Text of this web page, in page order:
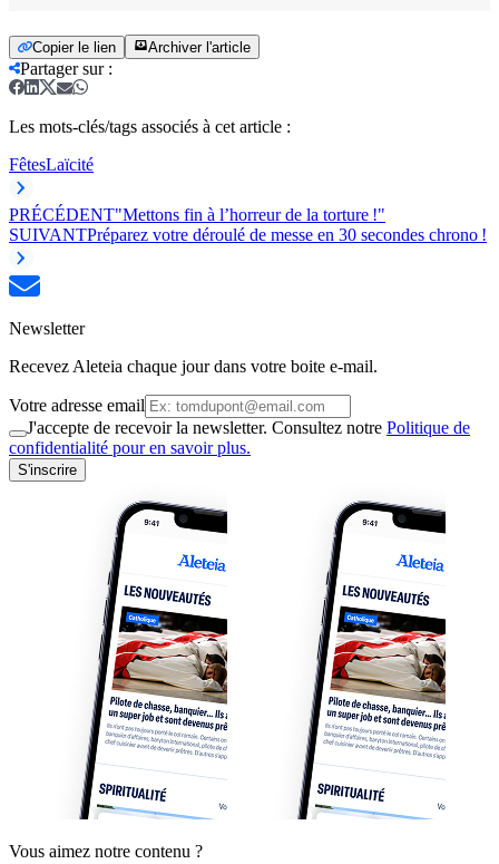
Copier le lien Archiver l'article
Partager sur:
Les mots-clés/tags associés à cet article :
FêtesLaïcité
PRÉCÉDENT"Mettons fin à l’horreur de la torture !"
SUIVANTPréparez votre déroulé de messe en 30 secondes chrono !
Newsletter
Recevez Aleteia chaque jour dans votre boite e-mail.
Votre adresse email
J'accepte de recevoir la newsletter. Consultez notre Politique de
confidentialité pour en savoir plus.
S'inscrire
Vous aimez notre contenu ?